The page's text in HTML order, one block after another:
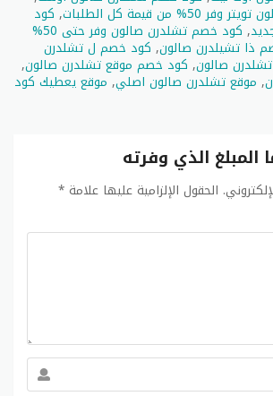
من قيمة كل الطلبات , كود
, كود خصم تشلدرن صالون وفر حتى 50%
ذا تشيلدرن صالون, كود خصم ل تشلدرن
صالون, كود خصم موقع تشلدرن صالون,
, موقع تشلدرن صالون اصلي, موقع يعطيك كود
المبلغ الذي وفرته
الحقول الإلزامية عليها علامة *